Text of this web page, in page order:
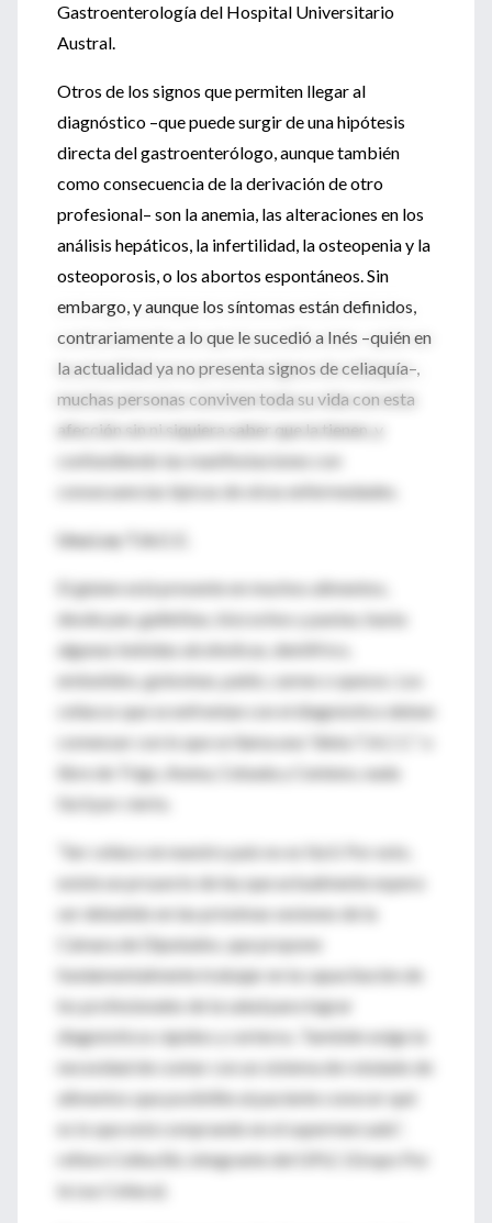
Gastroenterología del Hospital Universitario
Austral.
Otros de los signos que permiten llegar al
diagnóstico –que puede surgir de una hipótesis
directa del gastroenterólogo, aunque también
como consecuencia de la derivación de otro
profesional– son la anemia, las alteraciones en los
análisis hepáticos, la infertilidad, la osteopenia y la
osteoporosis, o los abortos espontáneos. Sin
embargo, y aunque los síntomas están definidos,
contrariamente a lo que le sucedió a Inés –quién en
la actualidad ya no presenta signos de celiaquía–,
muchas personas conviven toda su vida con esta
afección sin ni siquiera saber que la tienen, y
confundiendo las manifestaciones con
consecuencias típicas de otras enfermedades.
Una Ley T.A.C.C.
El gluten está presente en muchos alimentos,
desde pan, galletitas, bizcochos y pastas, hasta
algunas bebidas alcoholicas, dentífrico,
embutidos, golosinas, patés, carnes o quesos. Los
celíacos que se enfrentan con el diagnóstico deben
comenzar con lo que se llama una “dieta T.A.C.C.” o
libre de Trigo, Avena, Cebada y Centeno, nada
fácil por cierto.
“Ser celíaco en nuestro país no es fácil. Por esto,
existe un proyecto de ley que actualmente espera
ser debatido en las próximas sesiones de la
Cámara de Diputados, que propone
fundamentalmente trabajar en la capacitación de
los profesionales de la salud para lograr
diagnósticos rápidos y certeros. También exige la
necesidad de contar con un sistema de rotulado de
alimentos que posibilite al paciente conocer qué
es lo que está comprando en el supermercado”,
refiere Celina Bó, integrante del GPLC (Grupo Por
la Ley Celíaca).